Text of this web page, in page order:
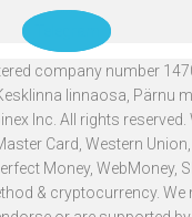
company number
linnaosa, Pärnu
Inc. All rights reserved.
Card, Western Union,
Money, WebMoney,
& cryptocurrency. We